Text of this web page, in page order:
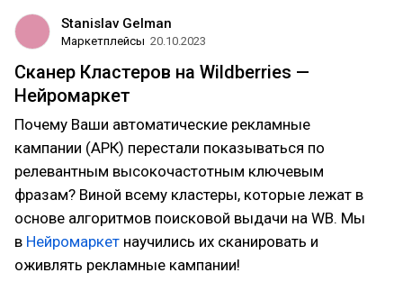
Stanislav Gelman
Маркетплейсы 20.10.2023
Сканер Кластеров на Wildberries —
Нейромаркет
Почему Ваши автоматические рекламные
кампании (АРК) перестали показываться по
релевантным высокочастотным ключевым
фразам? Виной всему кластеры, которые лежат в
основе алгоритмов поисковой выдачи на WB. Мы
в Нейромаркет научились их сканировать и
оживлять рекламные кампании!